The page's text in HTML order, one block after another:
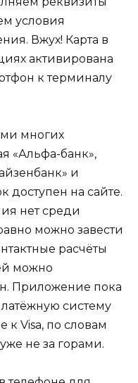
условия
Вжух! Карта в
активирована
к терминалу
многих
«Альфа-банк»,
и
доступен на сайте.
нет среди
можно завести
расчёты
можно
Приложение пока
систему
к Visa, по словам
не за горами.